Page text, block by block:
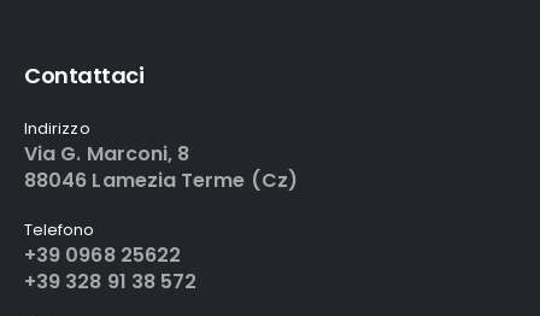
Contattaci
Indirizzo
Via G. Marconi, 8
88046 Lamezia Terme (Cz)
Telefono
+39 0968 25622
+39 328 91 38 572